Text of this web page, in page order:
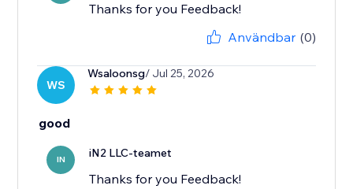
Thanks for you Feedback!
Användbar (0)
WS
Wsaloonsg/ Jul 25, 2026
good
IN iN2 LLC-teamet
Thanks for you Feedback!